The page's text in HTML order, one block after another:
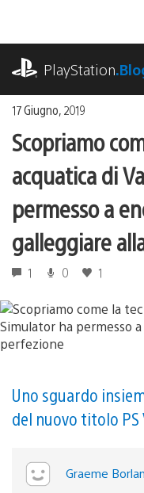
contenuto
PlayStation
17 Giugno, 2019
Scopriamo
acquatica di
permesso a
galleggiare
1 0 1
Uno sguardo
del nuovo titolo PS
Graeme